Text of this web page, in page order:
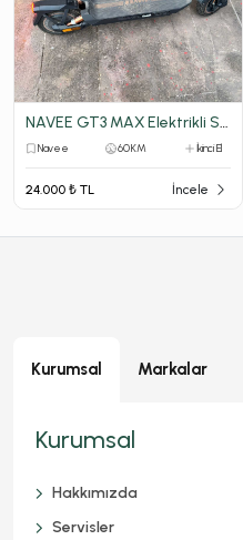
NAVEE GT3 MAX Elektrikli Scooter 1000W 75 KM Menzil
Navee 60 KM İkinci El
24.000 ₺ TL İncele
Kurumsal Markalar
Kurumsal
Hakkımızda
Servisler